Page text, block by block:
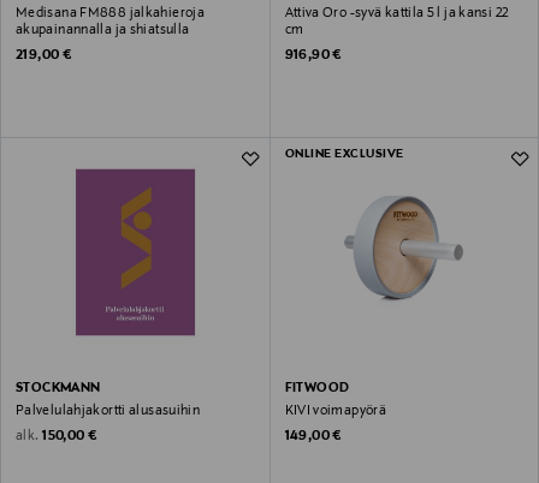
Medisana FM888 jalkahieroja
akupainannalla ja shiatsulla
Original Price
219,00 €
Attiva Oro -syvä kattila 5 l ja kansi 22
cm
Original Price
916,90 €
STOCKMANN
Palvelulahjakortti alusasuihin
alk. Original Price
150,00 €
ONLINE EXCLUSIVE
FITWOOD
KIVI voimapyörä
Original Price
149,00 €